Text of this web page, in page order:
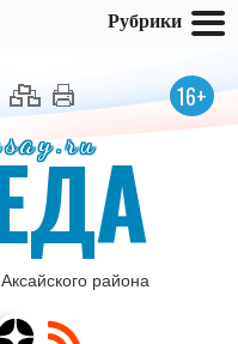
16+
района
Рубрики